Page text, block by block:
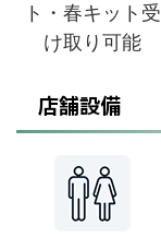
ト・春キット受
け取り可能
店舗設備